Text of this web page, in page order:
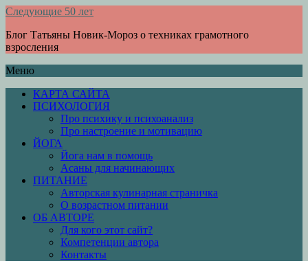
Следующие 50 лет
Блог Татьяны Новик-Мороз о техниках грамотного
взросления
Меню
КАРТА САЙТА
ПСИХОЛОГИЯ
Про психику и психоанализ
Про настроение и мотивацию
ЙОГА
Йога нам в помощь
Асаны для начинающих
ПИТАНИЕ
Авторская кулинарная страничка
О возрастном питании
ОБ АВТОРЕ
Для кого этот сайт?
Компетенции автора
Контакты